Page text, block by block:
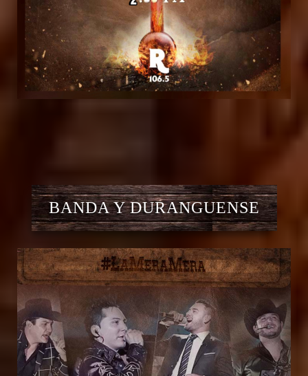
BANDA Y DURANGUENSE